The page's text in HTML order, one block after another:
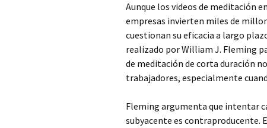
Aunque los videos de meditación
empresas invierten miles de
cuestionan su eficacia a largo
realizado por William J. Fleming
de meditación de corta duración
trabajadores, especialmente
Fleming argumenta que intentar
subyacente es contraproducente.